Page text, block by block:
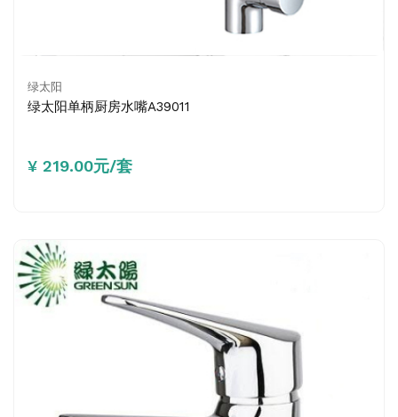
绿太阳
绿太阳单柄厨房水嘴A39011
¥ 219.00元/套